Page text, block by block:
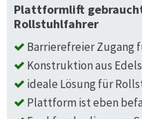
Plattformlift
Rollstuhlfahrer
Barrierefreier Zugang
Konstruktion aus
ideale Lösung für
Plattform ist eben